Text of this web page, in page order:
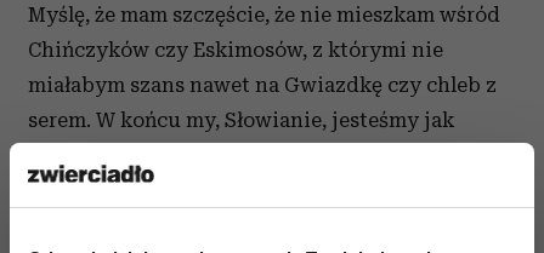
Myślę, że mam szczęście, że nie mieszkam wśród
Chińczyków czy Eskimosów, z którymi nie
miałabym szans nawet na Gwiazdkę czy chleb z
serem. W końcu my, Słowianie, jesteśmy jak
Guzik prawda. Na każdym kroku przekonuję się,